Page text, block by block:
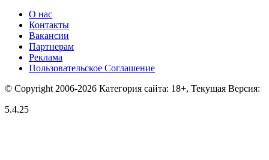
О нас
Контакты
Вакансии
Партнерам
Реклама
Пользовательское Соглашение
© Copyright 2006-2026 Категория сайта: 18+, Текущая Версия:
5.4.25